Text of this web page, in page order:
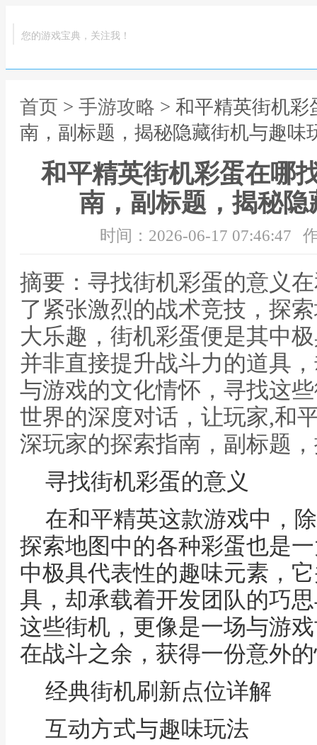
您的游戏宝典，关注我！
首页 > 手游攻略 > 和平精英街机
南，副标题，揭秘隐藏街机与趣味
和平精英街机彩蛋在哪
南，副标题，揭秘
时间：2026-06-17 07:46:47
摘要：寻找街机彩蛋的意义
了紧张激烈的战术竞技，探
大乐趣，街机彩蛋便是其中
并非直接提升战斗力的道具
与游戏的文化情怀，寻找这
世界的深度对话，让玩家,和
深玩家的探索指南，副标题
寻找街机彩蛋的意义
在和平精英这款游戏中，
探索地图中的各种彩蛋也是
中极具代表性的趣味元素，
具，却承载着开发团队的巧
这些街机，更像是一场与游
在战斗之余，获得一份意外
经典街机刷新点位详解
互动方式与趣味玩法